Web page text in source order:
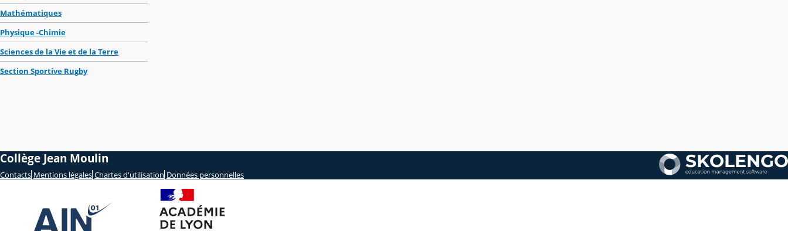
Mathématiques
Physique -Chimie
Sciences de la Vie et de la Terre
Section Sportive Rugby
Collège Jean Moulin
Contacts Mentions légales Chartes d'utilisation Données personnelles